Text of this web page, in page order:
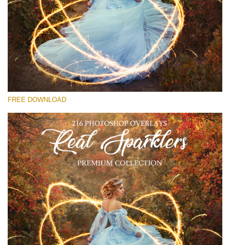
Por favor selecione
Free Sparklers Overlay #27
Small 800*533px
Real Sparklers
(216 Overlays)
Fairy Tale (344 Overlays)
Large 6000*4000px
Entire Collection
(1783 Overlays)
Large 6000*4000px
Download Grátis
FREE DOWNLOAD